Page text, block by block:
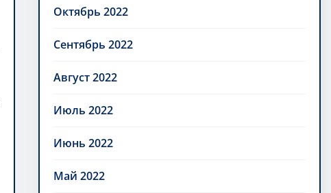
Октябрь 2022
Сентябрь 2022
Август 2022
Июль 2022
Июнь 2022
Май 2022